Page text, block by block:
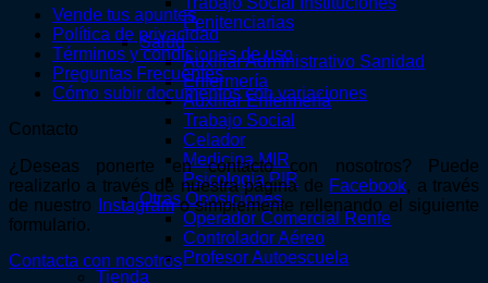
Penitenciarias
Salud
Auxiliar Administrativo Sanidad
Enfermería
Auxiliar Enfermería
Trabajo Social
Celador
Medicina MIR
Psicología PIR
Otras Oposiciones
Operador Comercial Renfe
Controlador Aéreo
Profesor Autoescuela
Tienda
Vende tus apuntes
Política de privacidad
Términos y condiciones de uso
Preguntas Frecuentes
Cómo subir documentos con variaciones
Contacto
¿Deseas ponerte en contacto con nosotros? Puede
realizarlo a través de nuestra página de Facebook, a través
de nuestro
Instagramo simplemente rellenando el siguiente
formulario.
Contacta con nosotros